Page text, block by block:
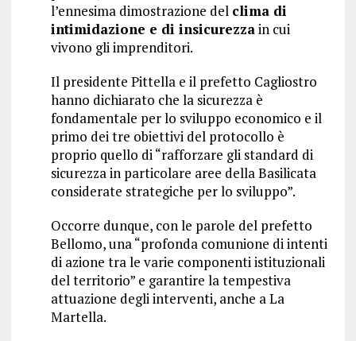
l’ennesima dimostrazione del clima di
intimidazione e di insicurezzain cui
vivono gli imprenditori.
Il presidente Pittella e il prefetto Cagliostro
hanno dichiarato che la sicurezza è
fondamentale per lo sviluppo economico e il
primo dei tre obiettivi del protocollo è
proprio quello di “rafforzare gli standard di
sicurezza in particolare aree della Basilicata
considerate strategiche per lo sviluppo”.
Occorre dunque, con le parole del prefetto
Bellomo, una “profonda comunione di intenti
di azione tra le varie componenti istituzionali
del territorio” e garantire la tempestiva
attuazione degli interventi, anche a La
Martella.